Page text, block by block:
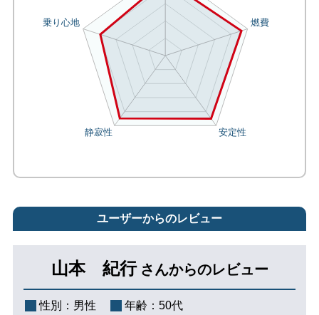
ユーザーからのレビュー
山本 紀行 さんからのレビュー
性別： 男性 年齢： 50代